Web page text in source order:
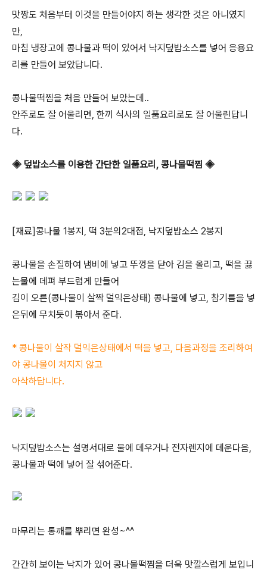
맛짱도 처음부터 이것을 만들어야지 하는 생각한 것은 아니였지
만,
마침 냉장고에 콩나물과 떡이 있어서 낙지덮밥소스를 넣어 응용요
리를 만들어 보았답니다.
콩나물떡찜을 처음 만들어 보았는데..
안주로도 잘 어울리면, 한끼 식사의 일품요리로도 잘 어울린답니
다.
◈ 덮밥소스를 이용한 간단한 일품요리, 콩나물떡찜 ◈
[재료]콩나물 1봉지, 떡 3분의2대접, 낙지덮밥소스 2봉지
콩나물을 손질하여 냄비에 넣고 뚜껑을 닫아 김을 올리고, 떡을 끓
는물에 데펴 부드럽게 만들어
김이 오른(콩나물이 살짝 덜익은상태) 콩나물에 넣고, 참기름을 넣
은뒤에 무치듯이 볶아서 준다.
* 콩나물이 살작 덜익은상태에서 떡을 넣고, 다음과정을 조리하여
야 콩나물이 처지지 않고
아삭하답니다.
낙지덮밥소스는 설명서대로 물에 데우거나 전자렌지에 데운다음,
콩나물과 떡에 넣어 잘 섞어준다.
마무리는 통깨를 뿌리면 완성~^^
간간히 보이는 낙지가 있어 콩나물떡찜을 더욱 맛깔스럽게 보입니